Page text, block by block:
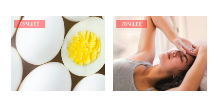
ЛУЧШЕЕ ЛУЧШЕЕ